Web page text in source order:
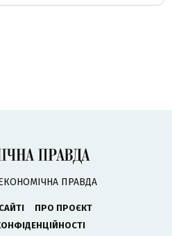
ПРАВДА
ПРО ПРОЄКТ